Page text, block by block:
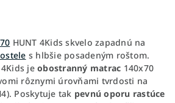
HUNT 4Kids skvelo zapadnú na
s hlbšie posadeným roštom.
je obostranný matrac 140x70
rôznymi úrovňami tvrdosti na
Poskytuje tak pevnú oporu rastúce